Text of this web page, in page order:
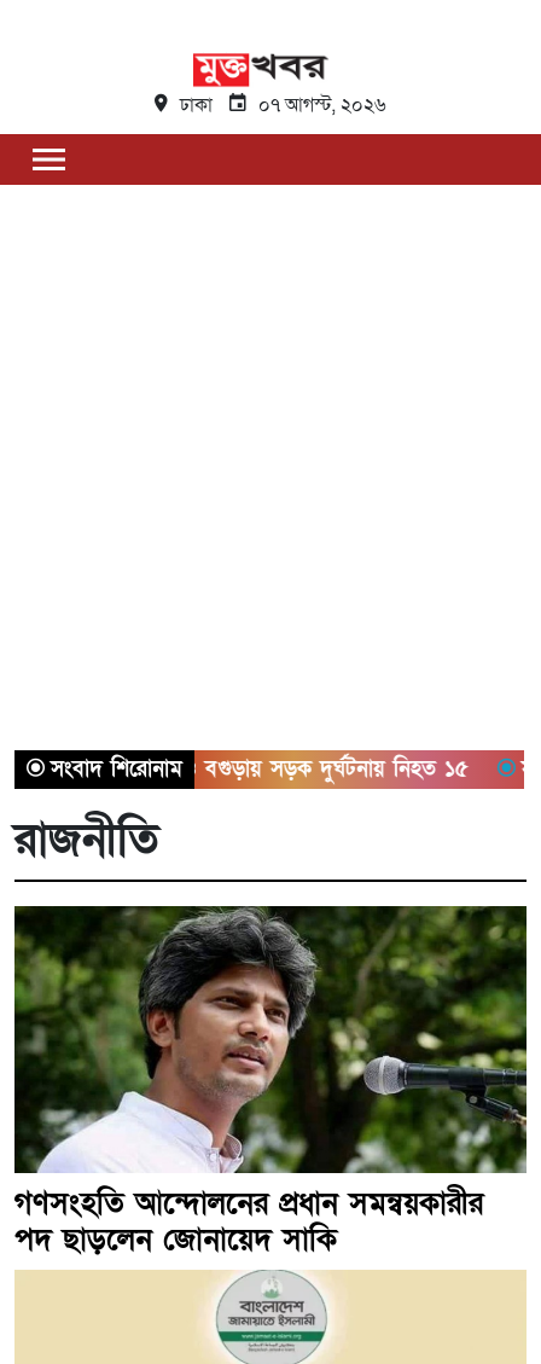
ঢাকা ০৭ আগস্ট, ২০২৬
সংবাদ শিরোনাম
সিলেট ও বগুড়ায় সড়ক দুর্ঘটনায় নিহত ১৫ সাতক্ষীরায়
রাজনীতি
গণসংহতি আন্দোলনের প্রধান সমন্বয়কারীর
পদ ছাড়লেন জোনায়েদ সাকি